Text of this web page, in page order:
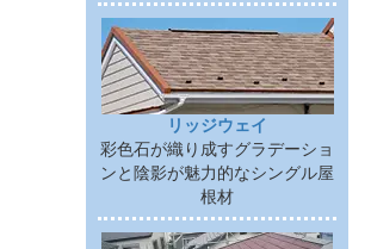
リッジウェイ
彩色石が織り成すグラデーショ
ンと陰影が魅力的なシングル屋
根材